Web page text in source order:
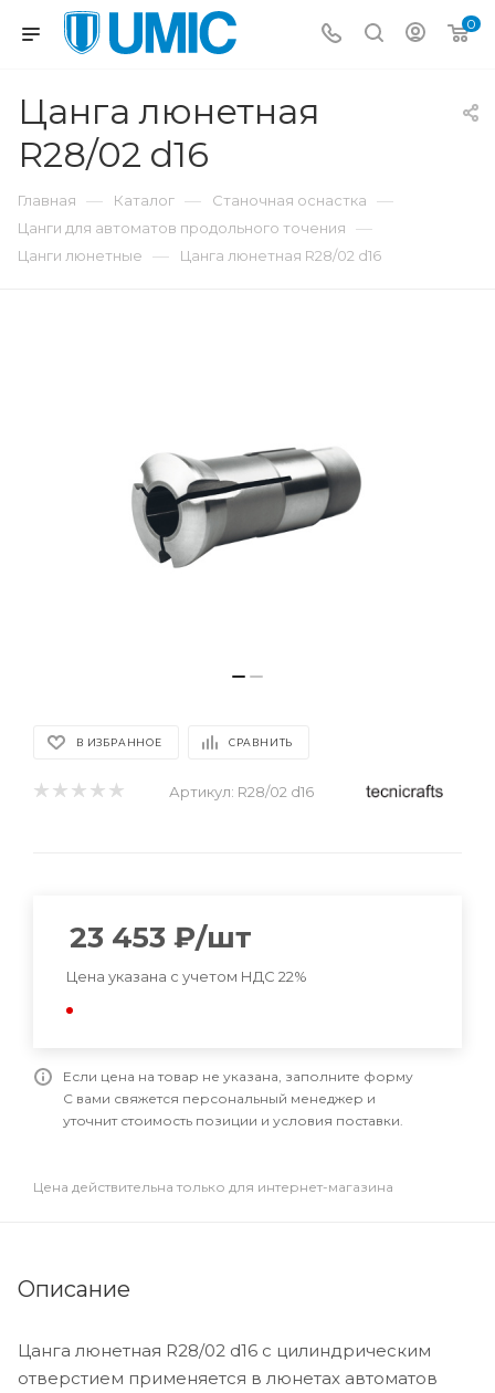
0
Цанга люнетная
R28/02 d16
Главная — Каталог — Станочная оснастка —
Цанги для автоматов продольного точения —
Цанги люнетные — Цанга люнетная R28/02 d16
В ИЗБРАННОЕ СРАВНИТЬ
Артикул: R28/02 d16
23 453 ₽/шт
Цена указана с учетом НДС 22%
Если цена на товар не указана, заполните форму
С вами свяжется персональный менеджер и
уточнит стоимость позиции и условия поставки.
Цена действительна только для интернет-магазина
Описание
Цанга люнетная R28/02 d16 с цилиндрическим
отверстием применяется в люнетах автоматов